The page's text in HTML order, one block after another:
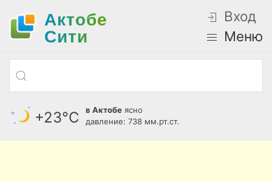
Актобе
Cити
Вход
Меню
+23°С в Актобе ясно
давление: 738 мм.рт.ст.